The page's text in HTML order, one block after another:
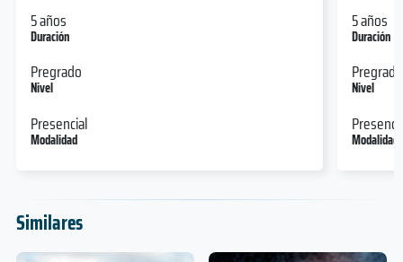
5 años
Duración
Pregrado
Nivel
Presencial
Modalidad
5 años
Duración
Pregrado
Nivel
Modalidad
Similares